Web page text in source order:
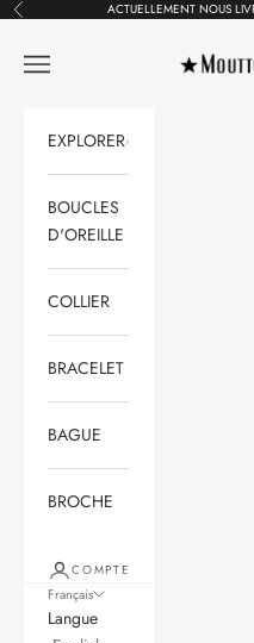
Passer au contenu
Précédent ACTUELLEMENT NOUS
Moutton
Ouvrir la navigation
EXPLORER
BOUCLES
D'OREILLE
COLLIER
BRACELET
BAGUE
BROCHE
COMPTE
Français
Langue